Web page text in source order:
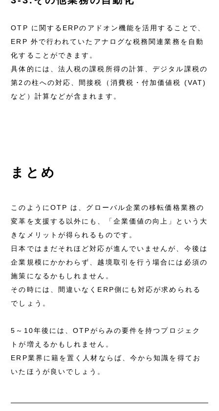
OTP に関するERPのアドオン機能を活用することで、
ERP 外で行われていたアナログな税務関連業務を自動
化することができます。
具体的には、法人税の課税所得の計算、デジタル課税の
第2の柱への対応、間接税（消費税・付加価値税 (VAT)
など）計算などが含まれます。
まとめ
このようにOTP は、グローバル企業の移転価格業務の
変革を支援する以外にも、「企業価値の向上」という大
きなメリットが得られるものです。
日本ではまだそれほど対応が進んでいませんが、今後は
企業規模にかかわらず、越境取引を行う場合には必須の
施策になるかもしれません。
その時には、間違いなくERP側にも対応が求められる
でしょう。
5～10年後には、OTPがらみの要件を持つプロジェク
トが増えるかもしれません。
ERP業界に籍を置く人材ならば、今から知識を得てお
いたほうが良いでしょう。